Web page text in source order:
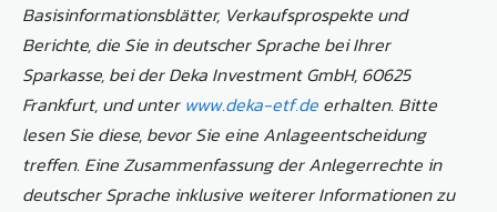
Basisinformationsblätter, Verkaufsprospekte und
Berichte, die Sie in deutscher Sprache bei Ihrer
Sparkasse, bei der Deka Investment GmbH, 60625
Frankfurt, und unter www.deka-etf.de erhalten. Bitte
lesen Sie diese, bevor Sie eine Anlageentscheidung
treffen. Eine Zusammenfassung der Anlegerrechte in
deutscher Sprache inklusive weiterer Informationen zu